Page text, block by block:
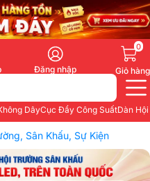
Đăng nhập
0
Giỏ hàng
DâyCục Đẩy Công SuấtDàn
Sân Khấu, Sự Kiện